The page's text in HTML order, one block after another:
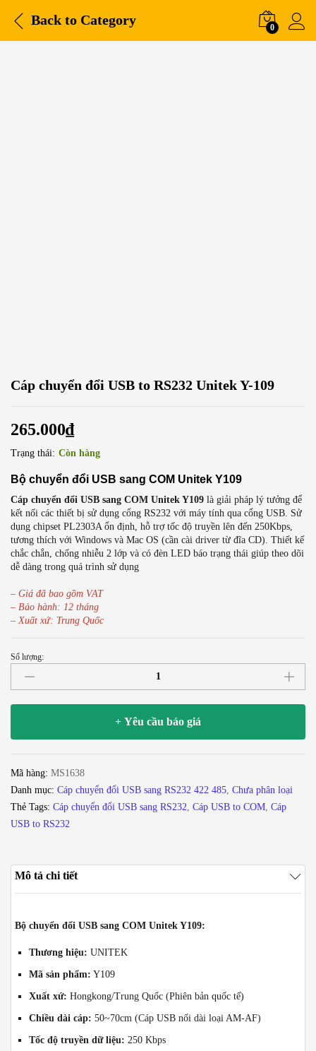
Back to Category 0
Cáp chuyển đổi USB to RS232 Unitek Y-109
265.000₫
Trạng thái: Còn hàng
Bộ chuyển đổi USB sang COM Unitek Y109
Cáp chuyển đổi USB sang COM Unitek Y109 là giải pháp lý tưởng để
kết nối các thiết bị sử dụng cổng RS232 với máy tính qua cổng USB. Sử
dụng chipset PL2303A ổn định, hỗ trợ tốc độ truyền lên đến 250Kbps,
tương thích với Windows và Mac OS (cần cài driver từ đĩa CD). Thiết kế
chắc chắn, chống nhiễu 2 lớp và có đèn LED báo trạng thái giúp theo dõi
dễ dàng trong quá trình sử dụng
– Giá đã bao gồm VAT
– Bảo hành: 12 tháng
– Xuất xứ: Trung Quốc
Cáp
chuyển
Y-
109
số
lượng
Số lượng:
+ Yêu cầu báo giá
Mã hàng: MS1638
Danh mục: Cáp chuyển đổi USB sang RS232 422 485, Chưa phân loại
Thẻ Tags: Cáp chuyển đổi USB sang RS232, Cáp USB to COM, Cáp
USB to RS232
Mô tả chi tiết
Bộ chuyển đổi USB sang COM Unitek Y109:
Thương hiệu: UNITEK
Mã sản phẩm: Y109
Xuất xứ: Hongkong/Trung Quốc (Phiên bản quốc tế)
Chiều dài cáp: 50~70cm (Cáp USB nối dài loại AM-AF)
Tốc độ truyền dữ liệu: 250 Kbps